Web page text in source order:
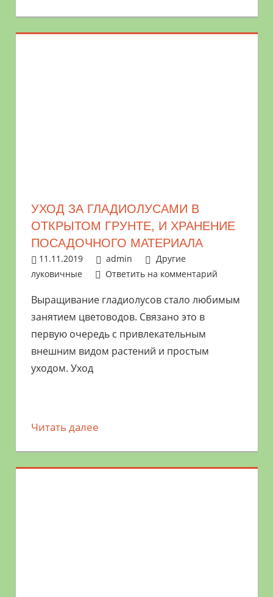
УХОД ЗА ГЛАДИОЛУСАМИ В
ОТКРЫТОМ ГРУНТЕ, И ХРАНЕНИЕ
ПОСАДОЧНОГО МАТЕРИАЛА
11.11.2019 admin
Другие
луковичные
Ответить на комментарий
Выращивание гладиолусов стало любимым
занятием цветоводов. Связано это в
первую очередь с привлекательным
внешним видом растений и простым
уходом. Уход
Читать далее